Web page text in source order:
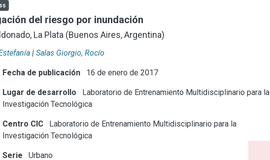
del riesgo por inundación
La Plata (Buenos Aires, Argentina)
| Salas Giorgio, Rocío
Fecha de publicación 16 de enero de 2017
Lugar de desarrollo
Laboratorio de Entrenamiento Multidisciplinario para la
Investigación Tecnológica
Centro CIC
Laboratorio de Entrenamiento Multidisciplinario para la
Investigación Tecnológica
Serie Urbano